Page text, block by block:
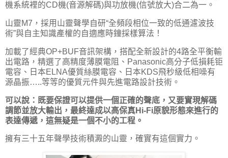
機系統裡的CD機(音源解碼)與功放機(信號放大)合二為一。
山靈M7，採用山靈聲學自研“全頻段相位一致的低通濾波技
術”與自主知識產權的自適應時鐘採樣算法！
加載了經典OP+BUF音訊架構，搭配全新設計的4路全平衡輸
出電路，精選了高精度薄膜電阻、Panasonic高分子低損耗钜
電容、日本ELNA優質絲膜電容、日本KDS飛秒級低相噪有
源晶振…..等等的優質元件與先進電路設計技術。
可以說：既要保證可以提供一個正確的聲底，又要實現解碼
調節並放大輸出，最終達成以高保真Hi-Fi原貌形態來進行的
表達傳遞，這無疑是一個不小的工程。
擁有三十五年聲學技術積澱的山靈，確實有這個實力。